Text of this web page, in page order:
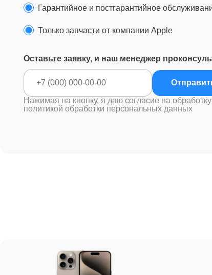
Гарантийное и постгарантийное
Только запчасти от компании Apple
Оставьте заявку, и наш менеджер
Нажимая на кнопку, я даю согласие на
политикой обработки персональных данных